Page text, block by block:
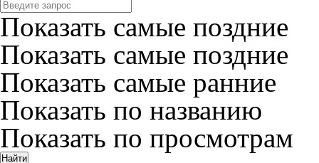
Показать самые поздние
Показать самые поздние
Показать самые ранние
Показать по названию
Показать по просмотрам